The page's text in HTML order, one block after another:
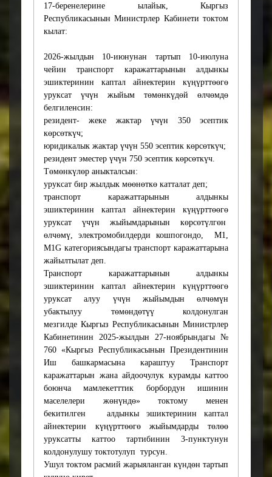
действующего
законодательства, а также
силу международным
договорам, участницей
которых является
Кыргызская Республика.
6. Информация о
финансирования
Принятие представленного
проекта постановления
Кабинета Министров
Кыргызской Республики не
потребует
дополнительного
выделения финансовых
средств из
бюджета.
7. Информация об анализе
регулятивного
воздействия
Представленный проект не
требует проведения
анализа регулятивного
воздействия, поскольку не
направлен на
регулирование
предпринимательской
деятельности.
17-беренелерине ылайык, Кыргыз
Республикасынын Министрлер Кабинети токтом
кылат:
2026-жылдын 10-июнунан тартып 10-июлуна
чейин транспорт каражаттарынын алдынкы
эшиктеринин каптал айнектерин күңүрттөөгө
уруксат үчүн жыйым төмөнкүдөй өлчөмдө
белгиленсин:
резидент- жеке жактар үчүн 350 эсептик
көрсөткүч;
юридикалык жактар үчүн 550 эсептик көрсөткүч;
резидент эместер үчүн 750 эсептик көрсөткүч.
Төмөнкүлөр аныкталсын:
уруксат бир жылдык мөөнөткө катталат деп;
транспорт каражаттарынын алдынкы
эшиктеринин каптал айнектерин күңүрттөөгө
уруксат үчүн жыйымдарынын көрсөтүлгөн
өлчөмү, электромобилдерди кошпогондо, М1,
M1G категориясындагы транспорт каражаттарына
жайылтылат деп.
Транспорт каражаттарынын алдынкы
эшиктеринин каптал айнектерин күңүрттөөгө
уруксат алуу үчүн жыйымдын өлчөмүн
убактылуу төмөндөтүү колдонулган
мезгилде Кыргыз Республикасынын Министрлер
Кабинетинин 2025-жылдын 27-ноябрындагы №
760 «Кыргыз Республикасынын Президентинин
Иш башкармасына караштуу Транспорт
каражаттарын жана айдоочулук курамды каттоо
боюнча мамлекетттик борбордун ишинин
маселелери жөнүндө» токтому менен
бекитилген алдынкы эшиктеринин каптал
айнектерин күңүрттөөгө жыйымдарды төлөө
уруксатты каттоо тартибинин 3-пунктунун
колдонулушу токтотулуп турсун.
Ушул токтом расмий жарыяланган күндөн тартып